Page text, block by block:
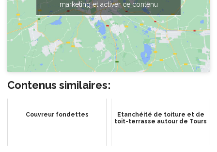
marketing et activer ce contenu
Contenus similaires:
Couvreur fondettes
Etanchéité de toiture et de
toit-terrasse autour de Tours